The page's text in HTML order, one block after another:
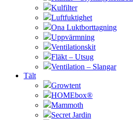
Kulfilter
Luftfuktighet
Ona Luktborttagning
Uppvärmning
Ventilationskit
Fläkt – Utsug
Ventilation – Slangar
Tält
Growtent
HOMEbox®
Mammoth
Secret Jardin